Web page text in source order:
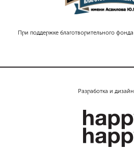
При поддержке благотворительного
Разработка и